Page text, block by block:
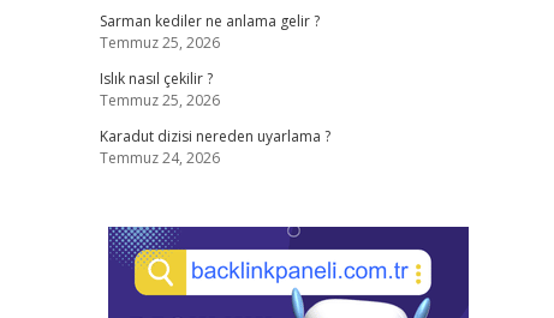
Sarman kediler ne anlama gelir ?
Temmuz 25, 2026
Islık nasıl çekilir ?
Temmuz 25, 2026
Karadut dizisi nereden uyarlama ?
Temmuz 24, 2026